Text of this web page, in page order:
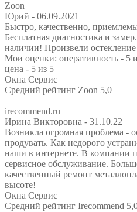
Zoon
Юрий - 06.09.2021
Быстро, качественно,
Бесплатная диагностика и
наличии! Произвели
Мои оценки: оперативность - 5
цена - 5 из 5
Окна Сервис
Средний рейтинг Zoon 5,0
irecommend.ru
Ирина Викторовна - 31.10.22
Возникла огромная проблема -
продувать. Как недорого
наши в интернете. В компании
сервисное обслуживание.
качественный ремонт
высоте!
Окна Сервис
Средний рейтинг Irecommend